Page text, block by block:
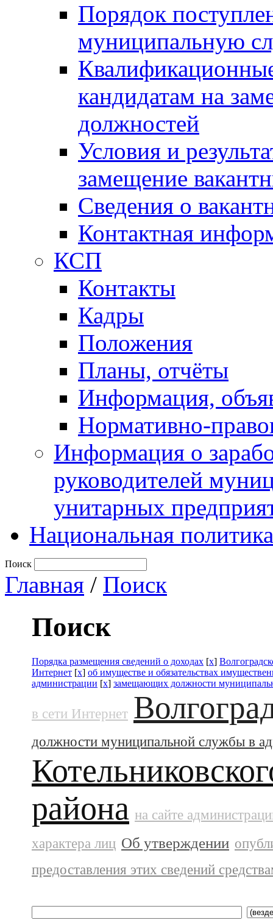
Порядок
муниципальную
кандидатам на
должностей
Условия и
замещение
Сведения о
Контактная
КСП
Контакты
Кадры
Положения
Планы, отчёты
Информация,
Нормативно-
Информация о
руководителей
унитарных
Национальная политика
Поиск
Главная / Поиск
Поиск
Порядка размещения сведений о доходах [x]
Интернет [x] об имуществе и обязательствах
администрации [x] замещающих должности
в сети Интернет
должности муниципальной службы в
района на сайте
характера лиц Об утверждении
предоставления этих сведений